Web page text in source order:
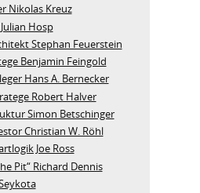
Nikolas Kreuz
Hosp
Stephan Feuerstein
Benjamin Feingold
Hans A. Bernecker
Robert Halver
Simon Betschinger
Christian W. Röhl
Joe Ross
Pit“ Richard Dennis